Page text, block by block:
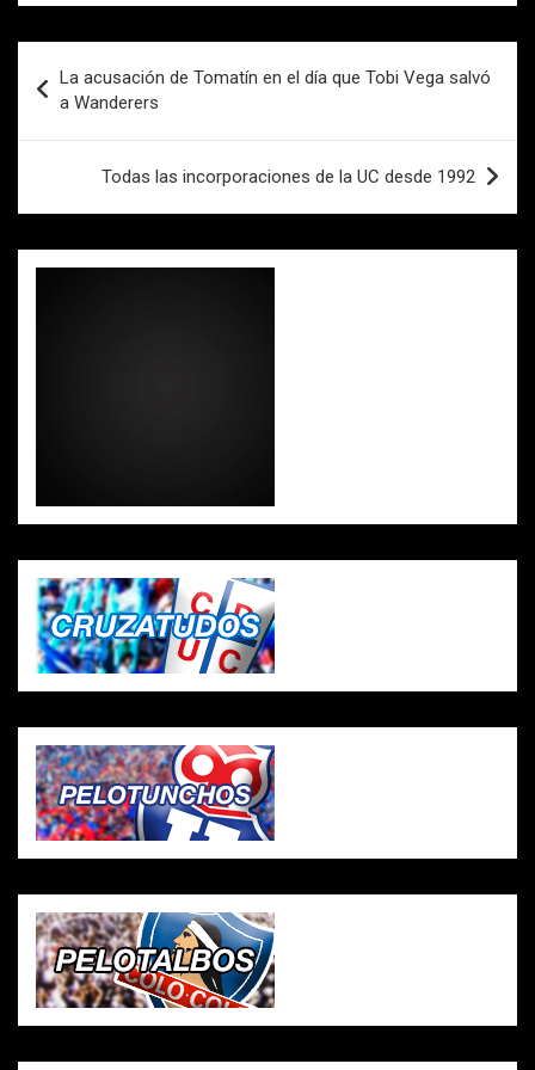
ce
o
o
tt
er
ail at
A
p
p
m
ar
tir
de
entradas
La acusación de Tomatín en el día que Tobi Vega salvó
a Wanderers
Todas las incorporaciones de la UC desde 1992